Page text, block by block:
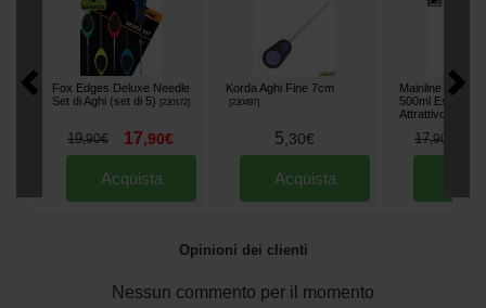
Fox Edges Deluxe Needle
Set di Aghi (set di 5) [230172]
19,90€ 17,90€
Acquista
Korda Aghi Fine 7cm
[230497]
5 30€
Acquista
Mainline Stick
500ml Essential
Attrattivo
17,90
Opinioni dei clienti
Nessun commento per il momento